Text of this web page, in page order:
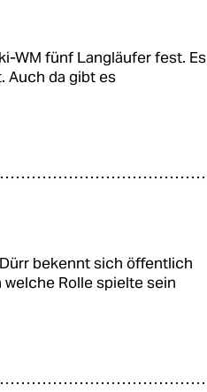
WM fünf Langläufer fest. Es
Auch da gibt es
bekennt sich öffentlich
Rolle spielte sein